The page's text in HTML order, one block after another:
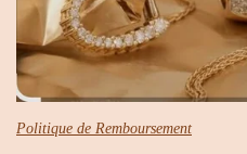
Politique de Remboursement